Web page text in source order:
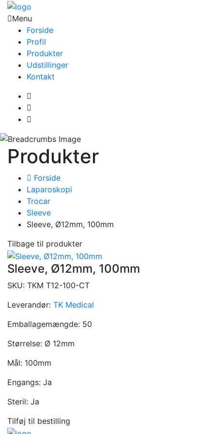
Menu
Forside
Profil
Produkter
Udstillinger
Kontakt
Produkter
Forside
Laparoskopi
Trocar
Sleeve
Sleeve, Ø12mm, 100mm
Tilbage til produkter
Sleeve, Ø12mm, 100mm
SKU: TKM T12-100-CT
Leverandør: TK Medical
Emballagemængde: 50
Størrelse: Ø 12mm
Mål: 100mm
Engangs: Ja
Steril: Ja
Tilføj til bestilling